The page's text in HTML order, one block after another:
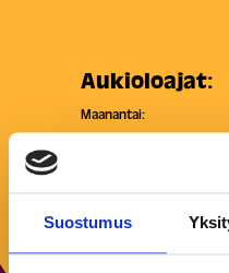
Suostumus
Aukioloajat:
Maanantai:
Tiistai:
Sunnuntai: